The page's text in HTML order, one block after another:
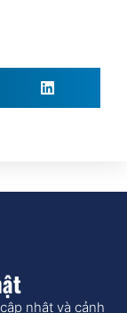
nhật và cảnh